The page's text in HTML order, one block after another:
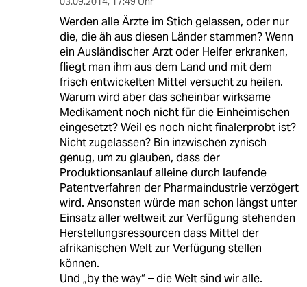
Werden alle Ärzte im Stich gelassen, oder nur
die, die äh aus diesen Länder stammen? Wenn
ein Ausländischer Arzt oder Helfer erkranken,
fliegt man ihm aus dem Land und mit dem
frisch entwickelten Mittel versucht zu heilen.
Warum wird aber das scheinbar wirksame
Medikament noch nicht für die Einheimischen
eingesetzt? Weil es noch nicht finalerprobt ist?
Nicht zugelassen? Bin inzwischen zynisch
genug, um zu glauben, dass der
Produktionsanlauf alleine durch laufende
Patentverfahren der Pharmaindustrie verzögert
wird. Ansonsten würde man schon längst unter
Einsatz aller weltweit zur Verfügung stehenden
Herstellungsressourcen dass Mittel der
afrikanischen Welt zur Verfügung stellen
können.
Und „by the way“ – die Welt sind wir alle.